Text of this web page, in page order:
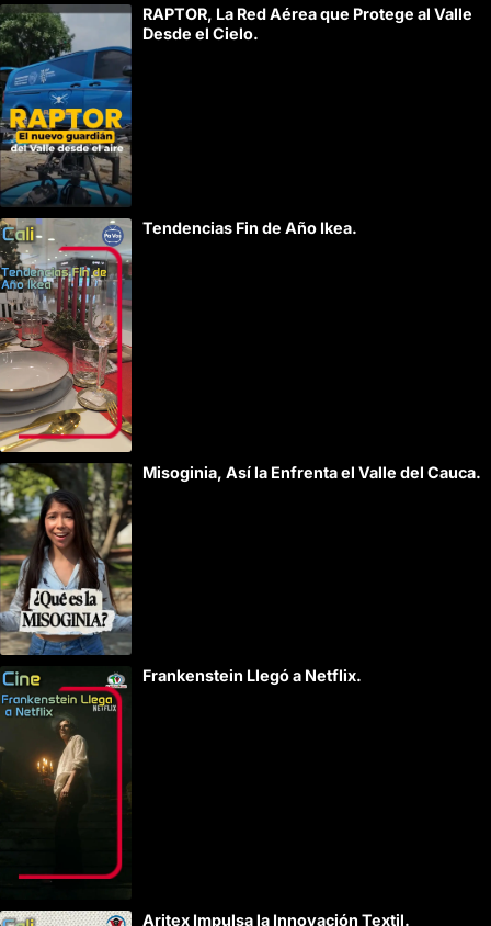
v
e
:
RAPTOR, La Red Aérea que Protege al Valle
Desde el Cielo.
Tendencias Fin de Año Ikea.
Misoginia, Así la Enfrenta el Valle del Cauca.
Frankenstein Llegó a Netflix.
Aritex Impulsa la Innovación Textil.